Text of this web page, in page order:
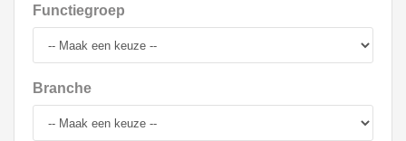
Functiegroep
Branche